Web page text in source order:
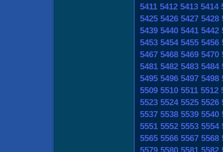
5411 5412 5413 5414
5425 5426 5427 5428
5439 5440 5441 5442
5453 5454 5455 5456
5467 5468 5469 5470
5481 5482 5483 5484
5495 5496 5497 5498
5509 5510 5511 5512
5523 5524 5525 5526
5537 5538 5539 5540
5551 5552 5553 5554
5565 5566 5567 5568
5579 5580 5581 5582